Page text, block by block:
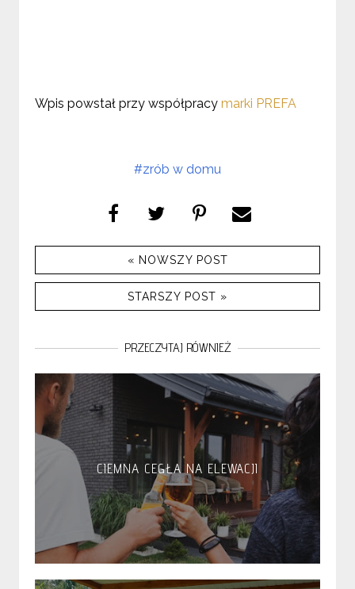
Wpis powstał przy współpracy marki PREFA
#zrób w domu
« NOWSZY POST
STARSZY POST »
PRZECZYTAJ RÓWNIEŻ
CIEMNA CEGŁA NA ELEWACJI